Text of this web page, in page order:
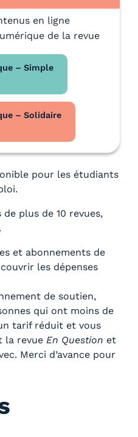
en ligne
de la revue
– Simple
– Solidaire
pour les étudiants
plus de 10 revues,
.
et abonnements de
les dépenses
de soutien,
qui ont moins de
tarif réduit et vous
la revue En Question et
Merci d’avance pour